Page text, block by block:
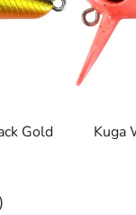
d
u
Gold
Kuga